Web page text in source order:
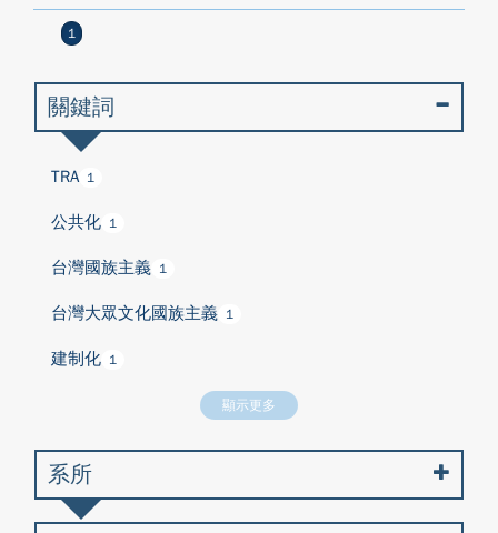
1
關鍵詞
TRA 1
公共化 1
台灣國族主義 1
台灣大眾文化國族主義 1
建制化 1
顯示更多
系所